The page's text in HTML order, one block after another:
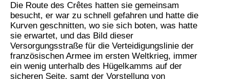
Die Route des Crêtes hatten sie gemeinsam
besucht, er war zu schnell gefahren und hatte die
Kurven geschnitten, wo sie sich boten, was hatte
sie erwartet, und das Bild dieser
Versorgungsstraße für die Verteidigungslinie der
französischen Armee im ersten Weltkrieg, immer
ein wenig unterhalb des Hügelkamms auf der
sicheren Seite, samt der Vorstellung von